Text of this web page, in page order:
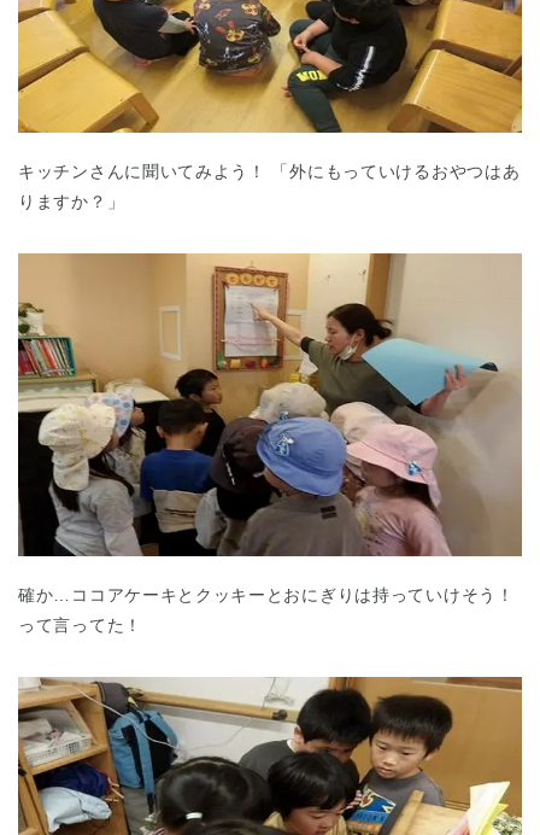
キッチンさんに聞いてみよう！ 「外にもっていけるおやつはあ
りますか？」
確か…ココアケーキとクッキーとおにぎりは持っていけそう！
って言ってた！